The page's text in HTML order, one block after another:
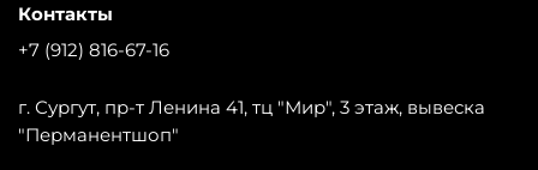
Контакты
+7 (912) 816-67-16
г. Сургут, пр-т Ленина 41, тц "Мир", 3 этаж, вывеска
"Перманентшоп"